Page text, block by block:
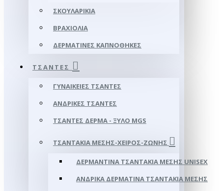
ΣΚΟΥΛΑΡΊΚΙΑ
ΒΡΑΧΙΌΛΙΑ
ΔΕΡΜΆΤΙΝΕΣ ΚΑΠΝΟΘΉΚΕΣ
ΤΣΆΝΤΕΣ
ΓΥΝΑΙΚΕΊΕΣ ΤΣΆΝΤΕΣ
ΑΝΔΡΙΚΈΣ ΤΣΆΝΤΕΣ
ΤΣΆΝΤΕΣ ΔΈΡΜΑ - ΞΎΛΟ MGS
ΤΣΑΝΤΆΚΙΑ ΜΈΣΗΣ-ΧΕΙΡΌΣ-ΖΏΝΗΣ
ΔΕΡΜΆΝΤΙΝΑ ΤΣΑΝΤΆΚΙΑ ΜΈΣΗΣ UNISEX
ΑΝΔΡΙΚΆ ΔΕΡΜΆΤΙΝΑ ΤΣΑΝΤΆΚΙΑ ΜΈΣΗΣ